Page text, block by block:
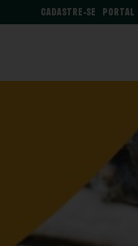
PORTAL
CADASTRE-SE